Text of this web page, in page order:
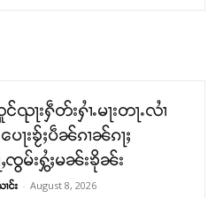
ၺႃးႁဵတ်းႁၢႆႉမႃးတႃႉလၢႆ
ေႃးၶႂ်ႈပဵၼ်ၵၢၼ်ၵႃႈ
ၸွမ်းႁွႆႈမၼ်းၶိုၼ်း
င်း - August 8, 2026